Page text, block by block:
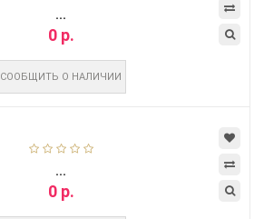
...
0 р.
СООБЩИТЬ О НАЛИЧИИ
...
0 р.